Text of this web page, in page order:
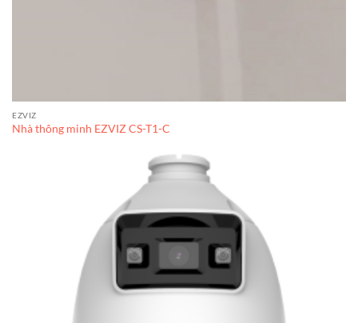
EZVIZ
Nhà thông minh EZVIZ CS-T1-C